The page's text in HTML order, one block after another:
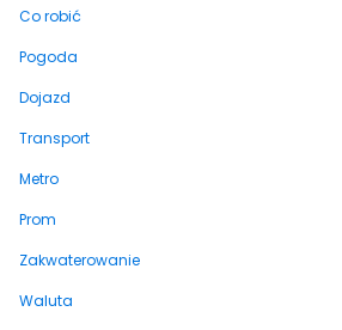
Co robić
Pogoda
Dojazd
Transport
Metro
Prom
Zakwaterowanie
Waluta